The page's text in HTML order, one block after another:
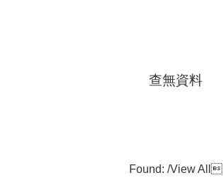
查無資料
Found: /View All 